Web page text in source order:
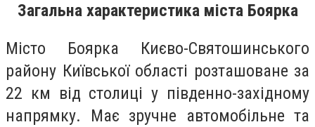
Загальна характеристика міста Боярка
Місто Боярка Києво-Святошинського
району Київської області розташоване за
22 км від столиці у південно-західному
напрямку. Має зручне автомобільне та